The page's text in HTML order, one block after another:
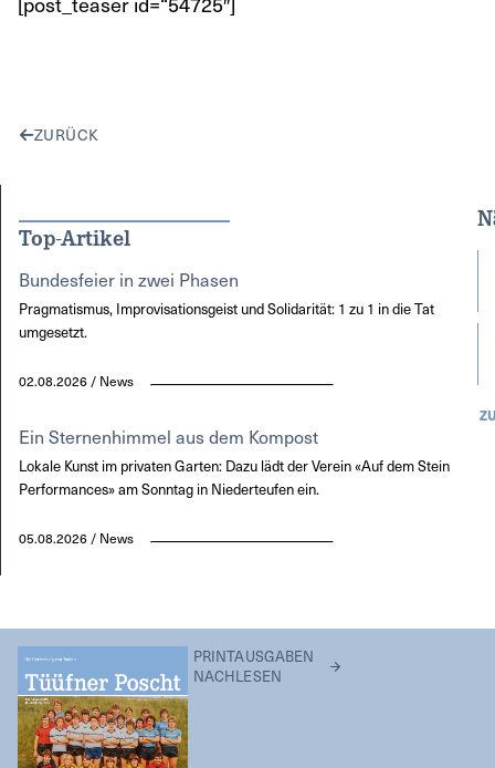
ZURÜCK
Top-Artikel
Bundesfeier in zwei Phasen
Pragmatismus, Improvisationsgeist und Solidarität: 1 zu 1 in die Tat
umgesetzt.
02.08.2026 / News
Ein Sternenhimmel aus dem Kompost
Lokale Kunst im privaten Garten: Dazu lädt der Verein «Auf dem Stein
Performances» am Sonntag in Niederteufen ein.
05.08.2026 / News
PRINTAUSGABEN
NACHLESEN